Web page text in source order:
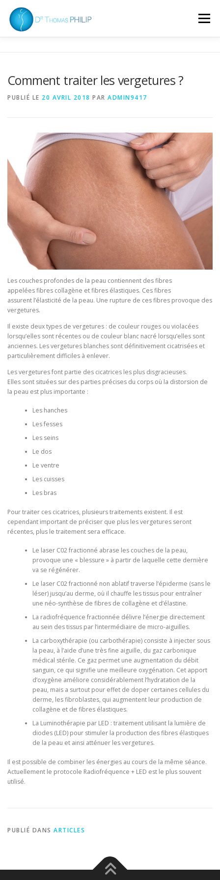
contenu
Menu
KORIAN
Comment traiter les vergetures ?
PUBLIÉ LE 20 AVRIL 2018 PAR ADMIN9417
Les couches profondes de la peau contiennent des fibres
appelées fibres collagène et fibres élastiques. Ces fibres
assurent l’élasticité de la peau. Une rupture de ces fibres provoque des
vergetures.
Il existe deux types de vergetures : de couleur rouges ou violacées
lorsqu’elles sont récentes ou de couleur blanc nacré lorsqu’elles sont
anciennes. Les vergetures blanches sont définitivement cicatrisées et
particulièrement difficiles à enlever.
Les vergetures font partie des cicatrices les plus disgracieuses.
Elles sont situées sur des parties précises du corps où la distorsion de
la peau est plus importante :
Les hanches
Les fesses
Les seins
Le dos
Le ventre
Les cuisses
Les bras
Pour traiter ces cicatrices, plusieurs traitements existent. Il est
cependant important de préciser que plus les vergetures seront
récentes, plus le traitement sera efficace.
Le laser C02 fractionné abrase les couches de la peau,
provoque une « blessure » à partir de laquelle cette dernière
va se régénérer.
Le laser C02 fractionné non ablatif traverse l’épiderme (sans le
léser) jusqu’au derme, où il chauffe les tissus pour entraîner
une néo-synthèse de fibres de collagène et d’élastine.
La radiofréquence fractionnée délivre l’énergie directement
au sein des tissus par l’intermédiaire de micro-aiguilles.
La carboxythérapie (ou carbothérapie) consiste à injecter sous
la peau, à l’aide d’une très fine aiguille, du gaz carbonique
médical stérile. Ce gaz permet une augmentation du débit
sanguin, ce qui signifie une meilleure oxygénation. Cet apport
d’oxygène améliore considérablement l’hydratation de la
peau, mais a surtout pour effet de doper certaines cellules du
derme, les fibroblastes, qui augmentent leur production de
collagène et de fibres élastiques.
La Luminothérapie par LED : traitement utilisant la lumière de
diodes (LED) pour stimuler la production des fibres élastiques
de la peau et ainsi atténuer les vergetures.
Il est possible de combiner les énergies au cours de la même séance.
Actuellement le protocole Radiofréquence + LED est le plus souvent
utilisé.
PUBLIÉ DANS ARTICLES